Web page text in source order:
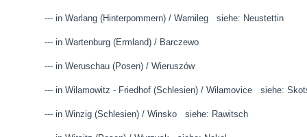
--- in Warlang (Hinterpommern) / Warnileg siehe: Neustettin
--- in Wartenburg (Ermland) / Barczewo
--- in Weruschau (Posen) / Wieruszów
--- in Wilamowitz - Friedhof (Schlesien) / Wilamovice siehe:
--- in Winzig (Schlesien) / Winsko siehe: Rawitsch